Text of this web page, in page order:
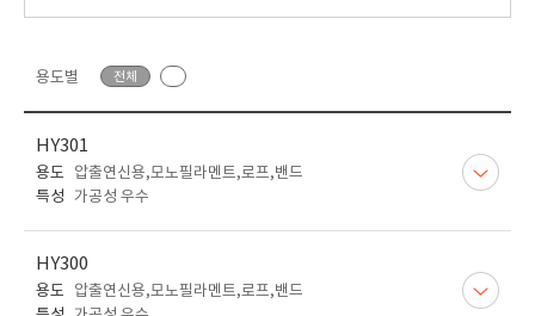
용도별 전체
HY301
용도
압출연신용,모노필라멘트,로프,밴드
특성 가공성 우수
HY300
용도
압출연신용,모노필라멘트,로프,밴드